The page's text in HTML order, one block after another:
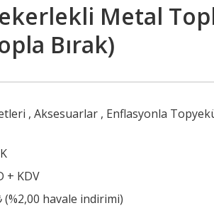
Metal
Bırak)
,Aksesuarlar , Enflasyonla
+ KDV
(%2,00 havale indirimi)